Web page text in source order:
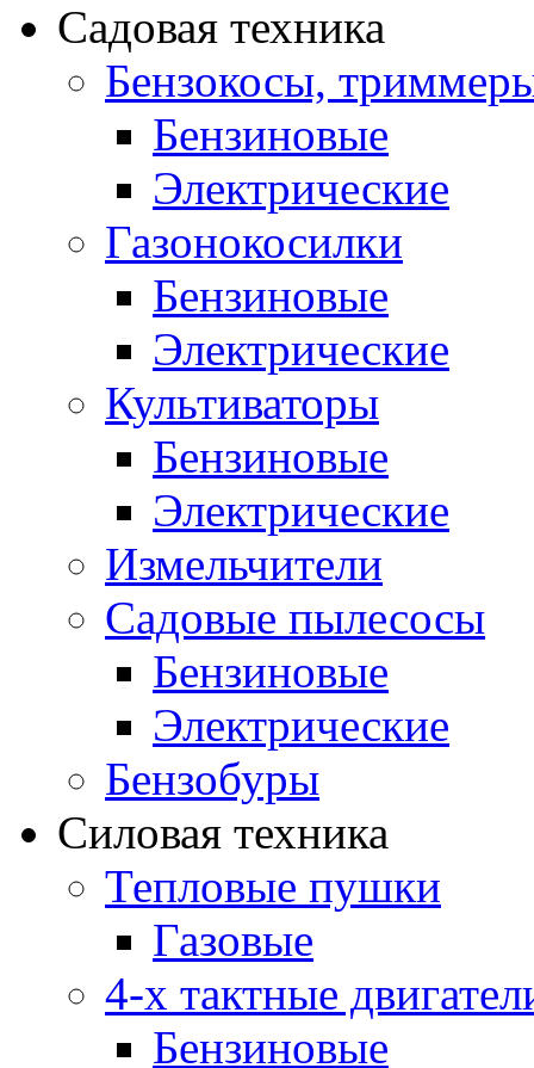
Садовая техника
Бензокосы,
Бензиновые
Электрические
Газонокосилки
Бензиновые
Электрические
Культиваторы
Бензиновые
Электрические
Измельчители
Садовые пылесосы
Бензиновые
Электрические
Бензобуры
Силовая техника
Тепловые пушки
Газовые
4-х тактные
Бензиновые